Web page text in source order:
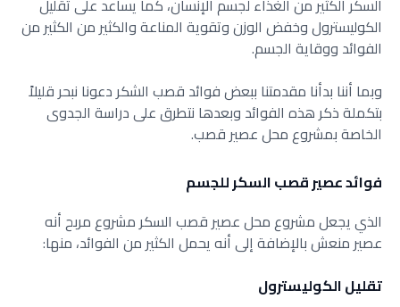
السكر الكثير من الغذاء لجسم الإنسان، كما يساعد على تقليل
الكوليسترول وخفض الوزن وتقوية المناعة والكثير من الكثير من
الفوائد ووقاية الجسم.
وبما أننا بدأنا مقدمتنا ببعض فوائد قصب الشكر دعونا نبحر قليلاً
بتكملة ذكر هذه الفوائد وبعدها نتطرق على دراسة الجدوى
الخاصة بمشروع محل عصير قصب.
فوائد عصير قصب السكر للجسم
الذي يجعل مشروع محل عصير قصب السكر مشروع مربح أنه
عصير منعش بالإضافة إلى أنه يحمل الكثير من الفوائد، منها:
تقليل الكوليسترول